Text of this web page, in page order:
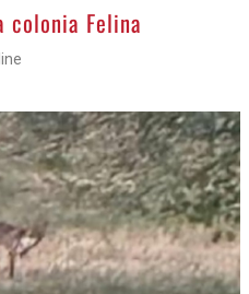
colonia Felina